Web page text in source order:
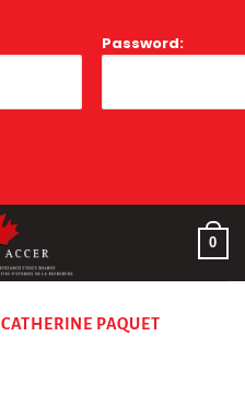
Password:
0
CATHERINE PAQUET